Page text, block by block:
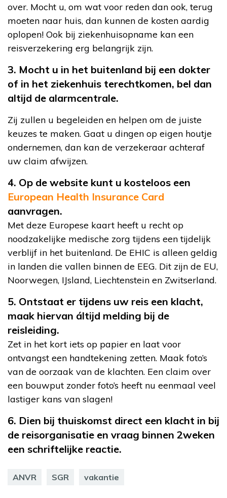
over. Mocht u, om wat voor reden dan ook, terug
moeten naar huis, dan kunnen de kosten aardig
oplopen! Ook bij ziekenhuisopname kan een
reisverzekering erg belangrijk zijn.
3. Mocht u in het buitenland bij een dokter
of in het ziekenhuis terechtkomen, bel dan
altijd de alarmcentrale.
Zij zullen u begeleiden en helpen om de juiste
keuzes te maken. Gaat u dingen op eigen houtje
ondernemen, dan kan de verzekeraar achteraf
uw claim afwijzen.
4. Op de website kunt u kosteloos een
European Health Insurance Card
aanvragen.
Met deze Europese kaart heeft u recht op
noodzakelijke medische zorg tijdens een tijdelijk
verblijf in het buitenland. De EHIC is alleen geldig
in landen die vallen binnen de EEG. Dit zijn de EU,
Noorwegen, IJsland, Liechtenstein en Zwitserland.
5. Ontstaat er tijdens uw reis een klacht,
maak hiervan áltijd melding bij de
reisleiding.
Zet in het kort iets op papier en laat voor
ontvangst een handtekening zetten. Maak foto’s
van de oorzaak van de klachten. Een claim over
een bouwput zonder foto’s heeft nu eenmaal veel
lastiger kans van slagen!
6. Dien bij thuiskomst direct een klacht in bij
de reisorganisatie en vraag binnen 2weken
een schriftelijke reactie.
ANVR SGR vakantie